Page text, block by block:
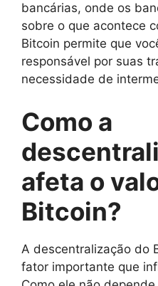
bancárias, onde os
sobre o que acontece
Bitcoin permite que
responsável por suas
necessidade de
Como a
afeta o
Bitcoin?
A descentralização do
fator importante que